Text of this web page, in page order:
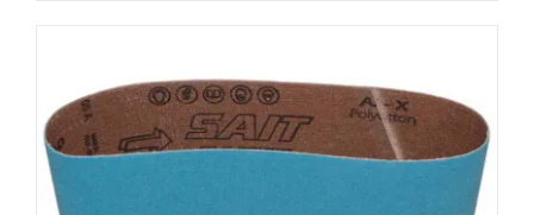
do
9,11 zł